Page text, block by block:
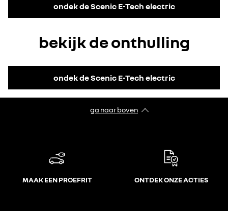
Alles weigeren
Ik ga akkoord
ondek de Scenic E-Tech electric
bekijk de onthulling
Alles weigeren
Ik ga akkoord
ondek de Scenic E-Tech electric
ga naar boven
MAAK EEN PROEFRIT ONTDEK ONZE ACTIES